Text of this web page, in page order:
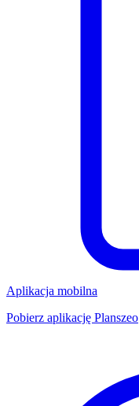
Aplikacja mobilna
Pobierz aplikację Planszeo